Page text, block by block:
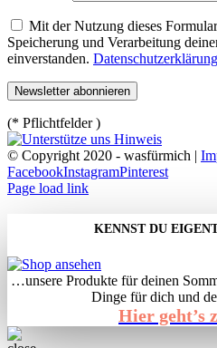
Mit der Nutzung dieses
Speicherung und Verarbeitung
einverstanden. Datenschutzerklärung
(* Pflichtfelder )
© Copyright 2020 - wasfürmich |
FacebookInstagramPinterest
Page load link
KENNST DU
…unsere Produkte für deinen
Dinge für dich und
Hier geht’s